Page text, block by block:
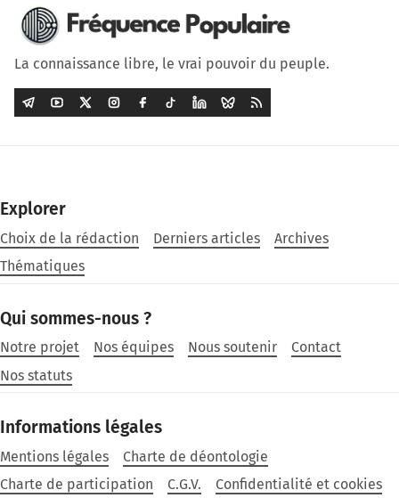
La connaissance libre, le vrai pouvoir du peuple.
Explorer
Choix de la rédaction Derniers articles
Archives
Thématiques
Qui sommes-nous ?
Notre projet Nos équipes Nous soutenir
Contact
Nos statuts
Informations légales
Mentions légales
Charte de déontologie
Charte de participation
C.G.V. Confidentialité et cookies